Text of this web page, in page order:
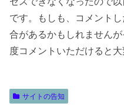
です。もしも、コメント
合があるかもしれません
度コメントいただけると大
サイトの告知